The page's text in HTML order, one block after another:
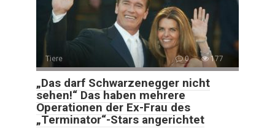
Tiere 0 177
„Das darf Schwarzenegger nicht
sehen!“ Das haben mehrere
Operationen der Ex-Frau des
„Terminator“-Stars angerichtet